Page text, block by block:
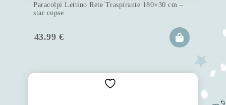
Paracolpi Lettino Rete Traspirante 180×30 cm –
star copse
43.99 €